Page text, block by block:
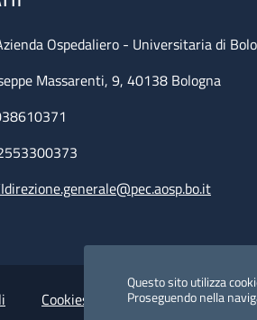
Questo sito utilizza
Proseguendo nella
Ospedaliero - Universitaria di
Massarenti, 9, 40138 Bologna
prints
links section
Cookies Policy Policy privacy